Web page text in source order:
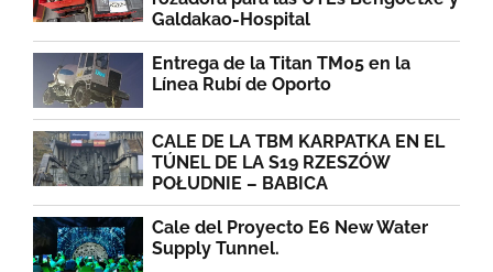
Galdakao-Hospital
Entrega de la Titan TM05 en la
Línea Rubí de Oporto
CALE DE LA TBM KARPATKA EN EL
TÚNEL DE LA S19 RZESZÓW
POŁUDNIE – BABICA
Cale del Proyecto E6 New Water
Supply Tunnel.